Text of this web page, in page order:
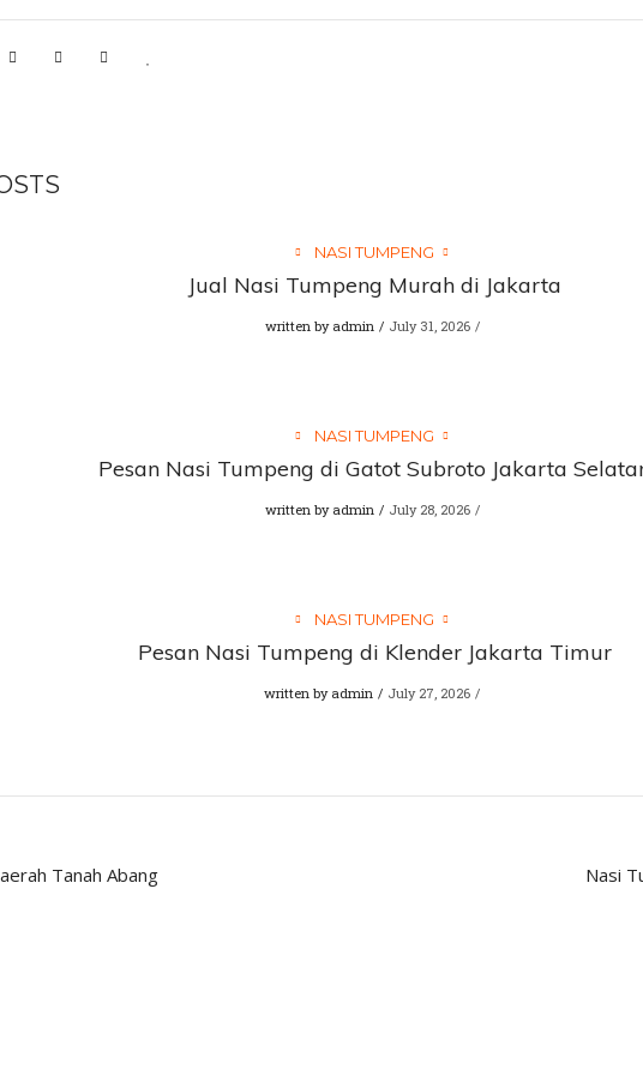
NASI TUMPENG
Jual Nasi Tumpeng Murah di Jakarta
written by admin July 31, 2026
NASI TUMPENG
Pesan Nasi Tumpeng di Gatot Subroto Jakarta
written by admin July 28, 2026
NASI TUMPENG
Pesan Nasi Tumpeng di Klender Jakarta Timur
written by admin July 27, 2026
Tanah Abang Nasi